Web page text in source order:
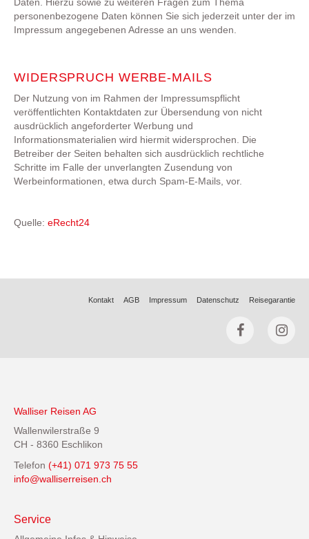
personenbezogene Daten können Sie sich jederzeit unter der im
Impressum angegebenen Adresse an uns wenden.
WIDERSPRUCH WERBE-MAILS
Der Nutzung von im Rahmen der Impressumspflicht
veröffentlichten Kontaktdaten zur Übersendung von nicht
ausdrücklich angeforderter Werbung und
Informationsmaterialien wird hiermit widersprochen. Die
Betreiber der Seiten behalten sich ausdrücklich rechtliche
Schritte im Falle der unverlangten Zusendung von
Werbeinformationen, etwa durch Spam-E-Mails, vor.
Quelle: eRecht24
Kontakt AGB Impressum Datenschutz Reisegarantie
Walliser Reisen AG
Wallenwilerstraße 9
CH - 8360 Eschlikon
Telefon (+41) 071 973 75 55
info@walliserreisen.ch
Service